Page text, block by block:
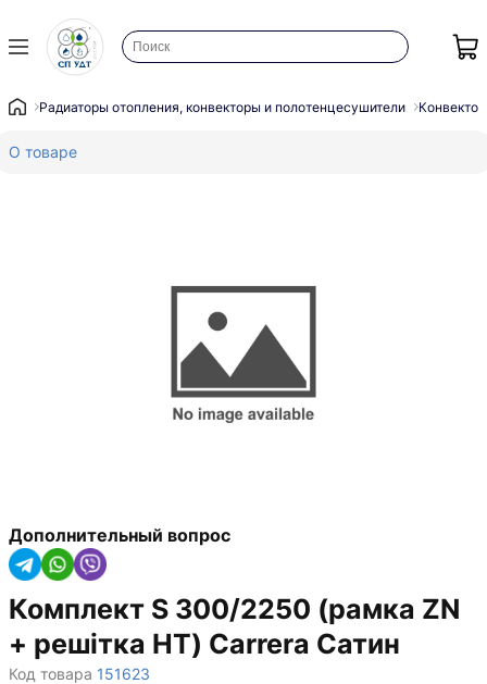
Радиаторы отопления, конвекторы и полотенцесушители
О товаре
Дополнительный вопрос
Комплект S 300/2250 (рамка ZN
+ решітка НТ) Carrera Сатин
Код товара 151623